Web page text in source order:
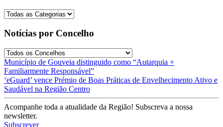
Notícias por Concelho
Post
navigation
Município de Gouveia distinguido como “Autarquia +
Familiarmente Responsável”
‘eGuard’ vence Prémio de Boas Práticas de Envelhecimento Ativo e
Saudável na Região Centro
Acompanhe toda a atualidade da Região! Subscreva a nossa
newsletter.
Subscrever